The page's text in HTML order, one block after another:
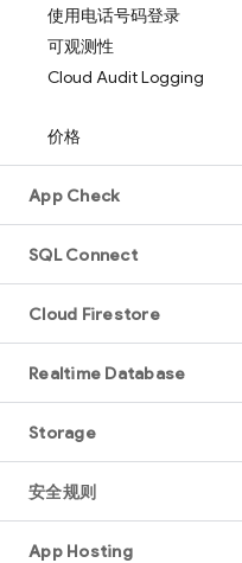
使用电话号码登录
可观测性
Cloud Audit Logging
价格
App Check
SQL Connect
Cloud Firestore
Realtime Database
Storage
安全规则
App Hosting